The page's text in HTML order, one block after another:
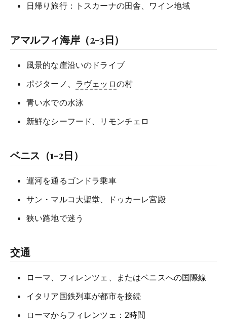
日帰り旅行：トスカーナの田舎、ワイン地域
アマルフィ海岸（2-3日）
風景的な崖沿いのドライブ
ポジターノ、 ラヴェッロの村
青い水での水泳
新鮮なシーフード、リモンチェロ
ベニス（1-2日）
運河を通るゴンドラ乗車
サン・マルコ大聖堂、ドゥカーレ宮殿
狭い路地で迷う
交通
ローマ、フィレンツェ、またはベニスへの国際線
イタリア国鉄列車が都市を接続
ローマからフィレンツェ：2時間